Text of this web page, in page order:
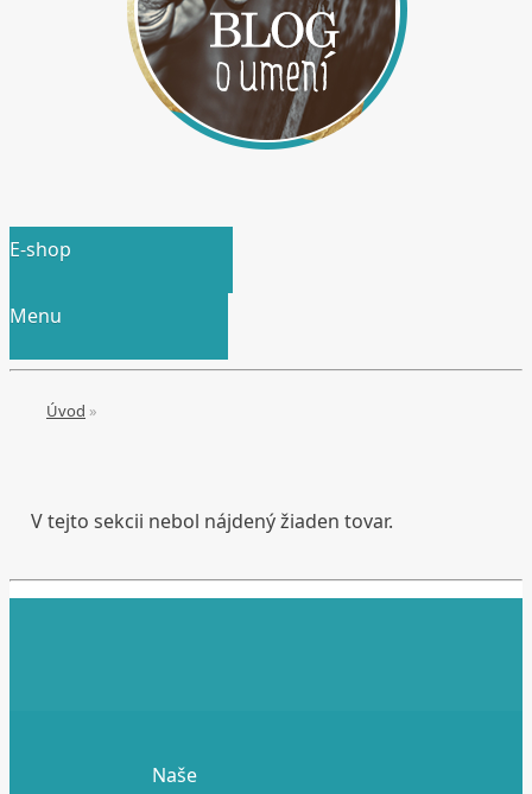
E-shop
Menu
Úvod »
V tejto sekcii nebol nájdený žiaden tovar.
Naše